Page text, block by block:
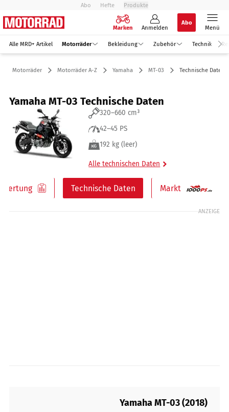
Abo Hefte Produkte
Marken Anmelden
Abo
Menü
Alle MRD+ Artikel Motorräder Bekleidung Zubehör Technik
Motorräder Motorräder A-Z Yamaha MT-03 Technische Daten
Yamaha MT-03 Technische Daten
320–660 cm³
42–45 PS
192 kg (leer)
Alle technischen Daten
Technische Daten Markt
ANZEIGE
Yamaha MT-03 (2018)